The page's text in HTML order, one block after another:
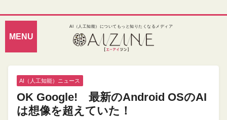
AI（人工知能）についてもっと知りたくなるメディア
AI（人工知能）ニュース
OK Google! 最新のAndroid OSのAI
は想像を超えていた！